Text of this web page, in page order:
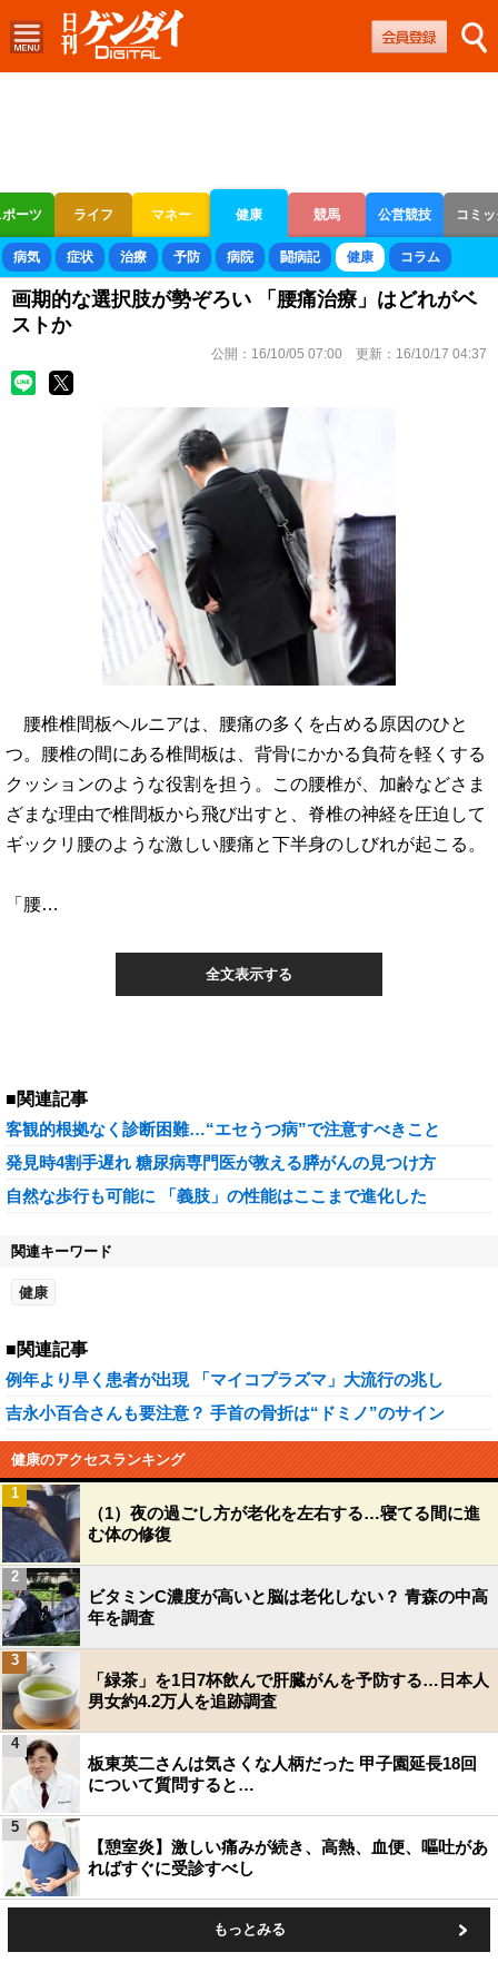
ーツ ライフ マネー 健康 競馬 公営競技 コミ
ボートレース 競輪 オートレース
病気 症状 治療 予防 病院 闘病記 健康 コラム
画期的な選択肢が勢ぞろい 「腰痛治療」はどれがベ
ストか
公開： 16/10/05 07:00 更新： 16/10/17 04:37
腰椎椎間板ヘルニアは、腰痛の多くを占める原因のひと
つ。腰椎の間にある椎間板は、背骨にかかる負荷を軽くする
クッションのような役割を担う。この腰椎が、加齢などさま
ざまな理由で椎間板から飛び出すと、脊椎の神経を圧迫して
ギックリ腰のような激しい腰痛と下半身のしびれが起こる。
「腰…
全文表示する
■関連記事
客観的根拠なく診断困難…“エセうつ病”で注意すべきこと
発見時4割手遅れ 糖尿病専門医が教える膵がんの見つけ方
自然な歩行も可能に 「義肢」の性能はここまで進化した
関連キーワード
健康
■関連記事
例年より早く患者が出現 「マイコプラズマ」大流行の兆し
吉永小百合さんも要注意？ 手首の骨折は“ドミノ”のサイン
健康のアクセスランキング
（1）夜の過ごし方が老化を左右する…寝てる間に進
む体の修復
1
ビタミンC濃度が高いと脳は老化しない？ 青森の中高
年を調査
2
「緑茶」を1日7杯飲んで肝臓がんを予防する…日本人
男女約4.2万人を追跡調査
3
板東英二さんは気さくな人柄だった 甲子園延長18回
について質問すると…
4
【憩室炎】激しい痛みが続き、高熱、血便、嘔吐があ
ればすぐに受診すべし
5
もっとみる